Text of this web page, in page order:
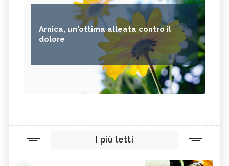
Arnica, un'ottima alleata contro il
dolore
I più letti